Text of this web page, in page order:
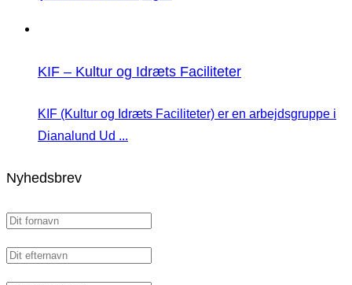
KIF – Kultur og Idræts Faciliteter
KIF (Kultur og Idræts Faciliteter) er en arbejdsgruppe i
Dianalund Ud ...
Nyhedsbrev